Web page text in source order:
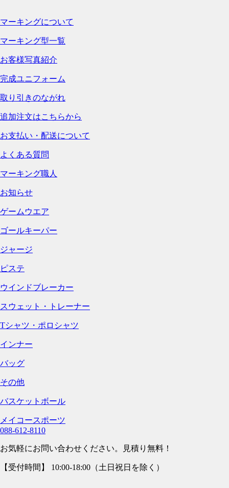
マーキングについて
マーキング型一覧
お客様写真紹介
完成ユニフォーム
取り引きのながれ
追加注文はこちらから
お支払い・配送について
よくある質問
マーキング職人
お知らせ
ゲームウエア
ゴールキーパー
ジャージ
ピステ
ウインドブレーカー
スウェット・トレーナー
Tシャツ・ポロシャツ
インナー
バッグ
その他
バスケットボール
メイコースポーツ
088-612-8110
お気軽にお問い合わせください。見積り無料！
【受付時間】 10:00-18:00（土日祝日を除く）